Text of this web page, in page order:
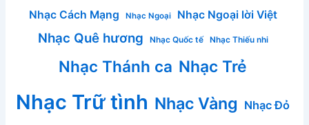
Nhạc Cách Mạng Nhạc Ngoại Nhạc Ngoại lời Việt
Nhạc Quê hương Nhạc Quốc tế Nhạc Thiếu nhi
Nhạc Thánh ca Nhạc Trẻ
Nhạc Trữ tình Nhạc Vàng Nhạc Đỏ